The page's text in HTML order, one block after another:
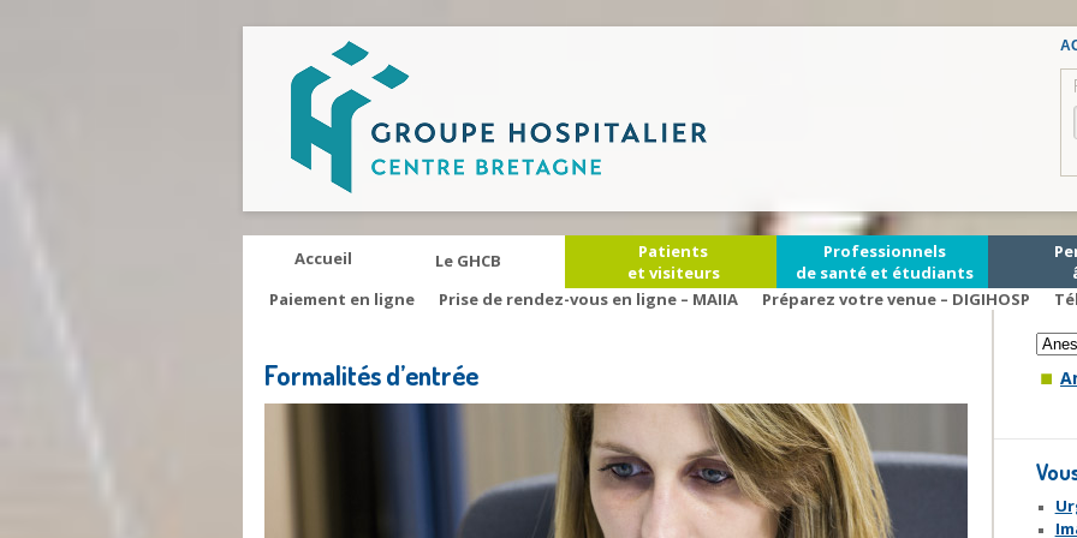
Accueil Le GHCB
Patients
et visiteurs
Professionnels
de santé et étudiants
Paiement en ligne
Prise de rendez-vous en ligne – MAIIA Préparez votre venue – DIGIHOSP
Formalités d’entrée